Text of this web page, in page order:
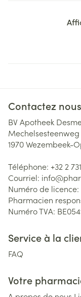
Contactez nous
BV Apotheek
1970Wezembeek-
Téléphone: +32 2
Courriel: info@
Numéro de licence:
Pharmacien
Numéro TVA:
Service à la
FAQ
Votre